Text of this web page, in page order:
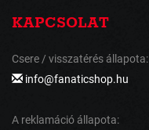
KAPCSOLAT
Csere / visszatérés állapota:
info@fanaticshop.hu
A reklamáció állapota: